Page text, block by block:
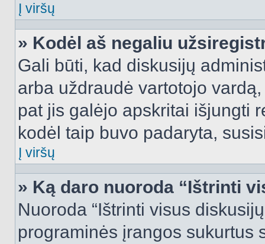
Į viršų
» Kodėl aš negaliu
Gali būti, kad diskusijų
arba uždraudė vartotojo
pat jis galėjo apskritai išjungti
kodėl taip buvo padaryta,
Į viršų
» Ką daro nuoroda “Ištrinti
Nuoroda “Ištrinti visus
programinės įrangos sukurtus